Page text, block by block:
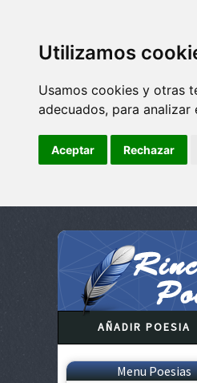
Utilizamos
Usamos cookies y otras
adecuados, para
Aceptar Rechazar
AÑADIR POESIA
Menu Poesias